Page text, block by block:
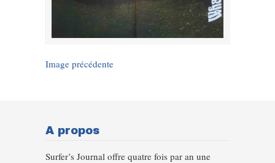
Image précédente
A propos
Surfer’s Journal offre quatre fois par an une